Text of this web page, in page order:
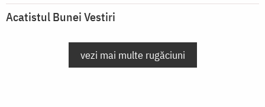
Acatistul Bunei Vestiri
vezi mai multe rugăciuni